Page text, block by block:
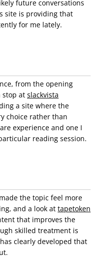
future conversations
site is providing that
for me lately.
from the opening
stop at slackvista
a site where the
choice rather than
experience and one I
reading session.
the topic feel more
and a look at tapetoken
that improves the
skilled treatment is
clearly developed that